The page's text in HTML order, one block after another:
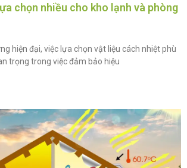
chọn nhiều cho kho lạnh và phòng
hiện đại, việc lựa chọn vật liệu cách nhiệt phù
trọng trong việc đảm bảo hiệu